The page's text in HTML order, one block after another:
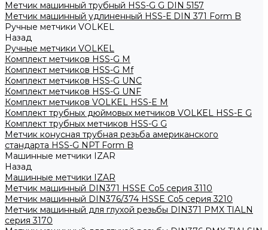
Метчик машинный трубный HSS-G G DIN 5157
Метчик машинный удлиненный HSS-Е DIN 371 Form B
Ручные метчики VOLKEL
Назад
Ручные метчики VOLKEL
Комплект метчиков HSS-G M
Комплект метчиков HSS-G Mf
Комплект метчиков HSS-G UNC
Комплект метчиков HSS-G UNF
Комплект метчиков VOLKEL HSS-E M
Комплект трубных дюймовых метчиков VOLKEL HSS-E G
Комплект трубных метчиков HSS-G G
Метчик конусная трубная резьба американского
стандарта HSS-G NPT Form B
Машинные метчики IZAR
Назад
Машинные метчики IZAR
Метчик машинный DIN371 HSSE Co5 серия 3110
Метчик машинный DIN376/374 HSSE Co5 серия 3210
Метчик машинный для глухой резьбы DIN371 PMX TIALN
серия 3170